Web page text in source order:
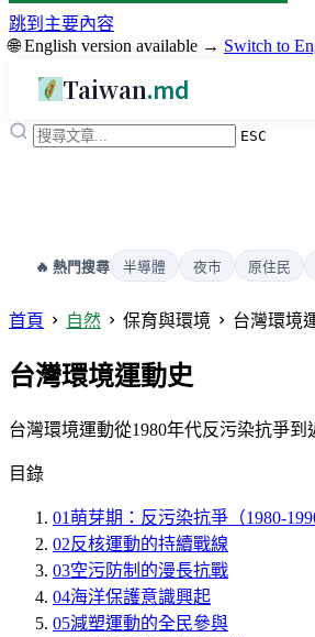
跳到主要內容
🌐 English version available → Switch to
Taiwan.md
ESC
🔥 熱門搜尋 半導體 夜市 原住民
首頁 自然 保育與環境 台灣環境
台灣環境運動史
台灣環境運動從1980年代反污染抗爭
目錄
01 萌芽期：反污染抗爭（1980-
02反核運動的持續戰線
03空污防制的漫長抗戰
04海洋保護意識興起
05減塑運動的全民參與